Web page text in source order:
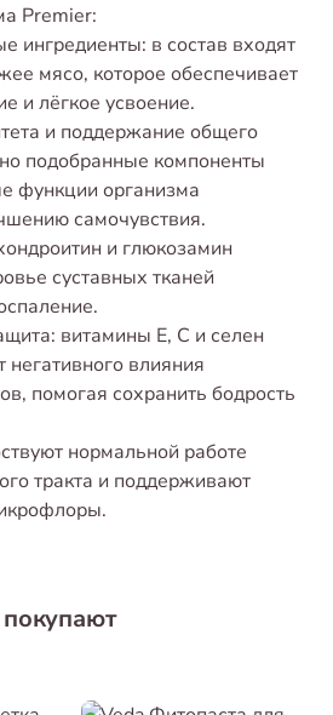
Premier:
ингредиенты: в состав входят
мясо, которое обеспечивает
и лёгкое усвоение.
и поддержание общего
подобранные компоненты
функции организма
самочувствия.
и глюкозамин
суставных тканей
витамины Е, С и селен
негативного влияния
помогая сохранить бодрость
нормальной работе
тракта и поддерживают